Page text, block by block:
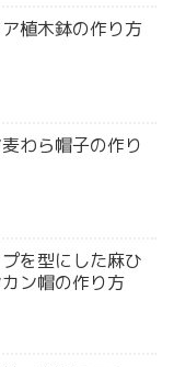
植木鉢の作り方
わら帽子の作り
を型にした麻ひ
ン帽の作り方